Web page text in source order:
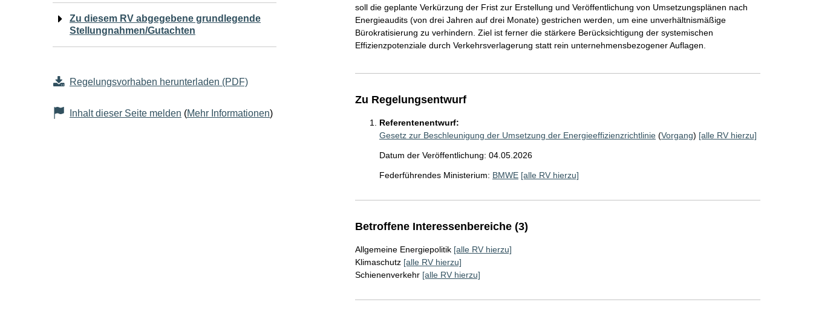
Zu diesem RV abgegebene grundlegende
Stellungnahmen/Gutachten
Regelungsvorhaben herunterladen (PDF)
Inhalt dieser Seite melden (Mehr Informationen)
soll die geplante Verkürzung der Frist zur Erstellung und Veröffentlichung von Umsetzungsplänen nach
Energieaudits (von drei Jahren auf drei Monate) gestrichen werden, um eine unverhältnismäßige
Bürokratisierung zu verhindern. Ziel ist ferner die stärkere Berücksichtigung der systemischen
Effizienzpotenziale durch Verkehrsverlagerung statt rein unternehmensbezogener Auflagen.
Zu Regelungsentwurf
Referentenentwurf:
Gesetz zur Beschleunigung der Umsetzung der Energieeffizienzrichtlinie(Vorgang) [alle RV hierzu]
Datum der Veröffentlichung: 04.05.2026
Federführendes Ministerium: BMWE [alle RV hierzu]
Betroffene Interessenbereiche (3)
Allgemeine Energiepolitik [alle RV hierzu]
Klimaschutz [alle RV hierzu]
Schienenverkehr [alle RV hierzu]